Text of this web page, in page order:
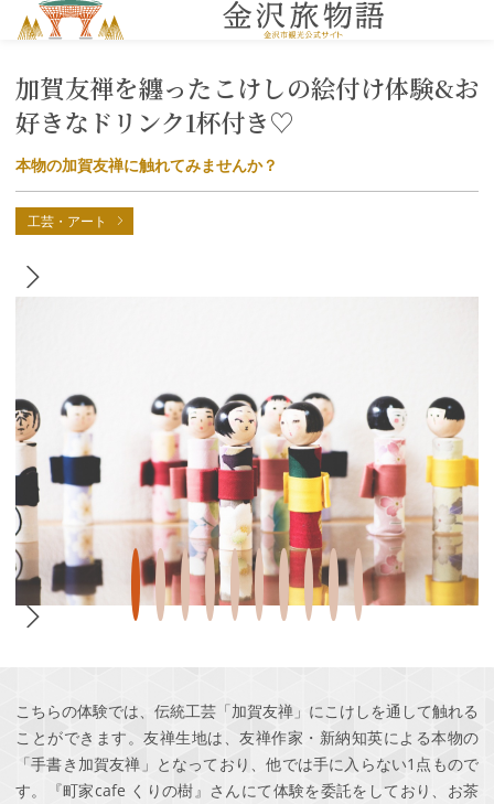
加賀友禅を纏ったこけしの絵付け体験&お
好きなドリンク1杯付き♡
本物の加賀友禅に触れてみませんか？
工芸・アート
こちらの体験では、伝統工芸「加賀友禅」にこけしを通して触れる
ことができます。友禅生地は、友禅作家・新納知英による本物の
「手書き加賀友禅」となっており、他では手に入らない1点もので
す。『町家cafe くりの樹』さんにて体験を委託をしており、お茶